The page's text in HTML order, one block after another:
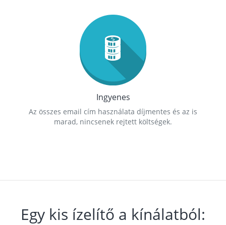
Ingyenes
Az összes email cím használata díjmentes és az is
marad, nincsenek rejtett költségek.
Egy kis ízelítő a kínálatból: